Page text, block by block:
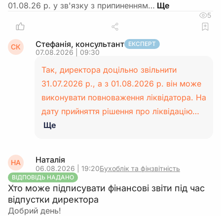
01.08.26 р. у зв'язку з припиненням…
5
СК Стефанія, консультант ЕКСПЕРТ
07.08.2026 | 09:30
Так, директора доцільно звільнити
31.07.2026 р., а з 01.08.2026 р. він може
виконувати повноваження ліквідатора. На
дату прийняття рішення про ліквідацію…
Ще
НА Наталія
06.08.2026 | 19:20Бухоблік та фінзвітність
ВІДПОВІДЬ НАДАНО
Хто може підписувати фінансові звіти під час
відпустки директора
Добрий день!